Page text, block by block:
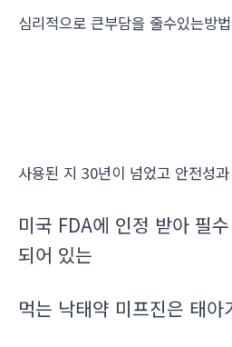
심리적으로 큰부담을 줄수있는방
사용된 지 30년이 넘었고 안전성
미국 FDA에 인정 받아 필
되어 있는
먹는 낙태약 미프진은 태아